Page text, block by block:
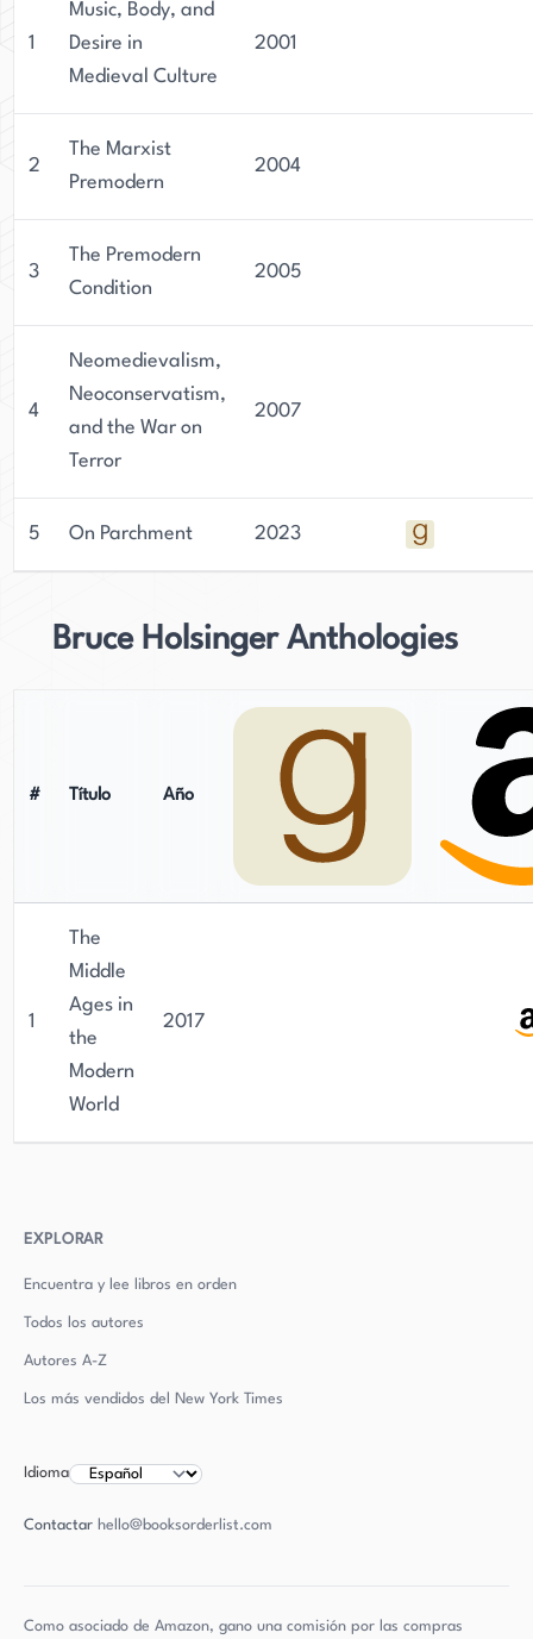
1
Music, Body, and
Desire in
Medieval Culture
2001
2
The Marxist
Premodern
2004
3
The Premodern
Condition
2005
4
Neomedievalism,
Neoconservatism,
and the War on
Terror
2007
5 On Parchment 2023
Bruce Holsinger Anthologies
# Título Año
1
The
Middle
Ages in
the
Modern
World
2017
EXPLORAR
Encuentra y lee libros en orden
Todos los autores
Autores A-Z
Los más vendidos del New York Times
Idioma
Contactar hello@booksorderlist.com
Como asociado de Amazon, gano una comisión por las compras